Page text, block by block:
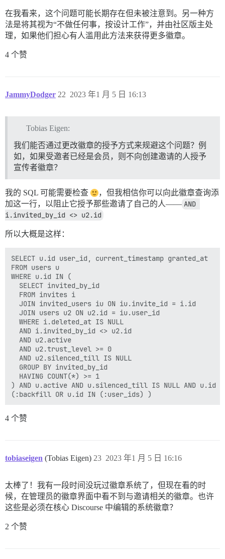
在我看来，这个问题可能长期存在但未被注意到。另一种方
法是将其视为“不做任何事，按设计工作”，并由社区版主处
理，如果他们担心有人滥用此方法来获得更多徽章。
4 个赞
JammyDodger 2023 年1 月 5 日 16:13
22
Tobias Eigen:
我们能否通过更改徽章的授予方式来规避这个问题？例
如，如果受邀者已经是会员，则不向创建邀请的人授予
宣传者徽章？
我的 SQL 可能需要检查
，但我相信你可以向此徽章查询添
加这一行，以阻止它授予那些邀请了自己的人—— AND
i.invited_by_id <> u2.id
所以大概是这样：
SELECT u.id user_id, current_timestamp granted_at
FROM users u
WHERE u.id IN (
  SELECT invited_by_id
  FROM invites i
  JOIN invited_users iu ON iu.invite_id = i.id
  JOIN users u2 ON u2.id = iu.user_id
  WHERE i.deleted_at IS NULL
  AND i.invited_by_id <> u2.id
  AND u2.active
  AND u2.trust_level >= 0
  AND u2.silenced_till IS NULL
  GROUP BY invited_by_id
  HAVING COUNT(*) >= 1
) AND u.active AND u.silenced_till IS NULL AND u.id >
4 个赞
tobiaseigen (Tobias Eigen) 2023 年1 月 5 日 16:16
23
太棒了！我有一段时间没玩过徽章系统了，但现在看的时
候，在管理员的徽章界面中看不到与邀请相关的徽章。也许
这些是必须在核心 Discourse 中编辑的系统徽章？
2 个赞